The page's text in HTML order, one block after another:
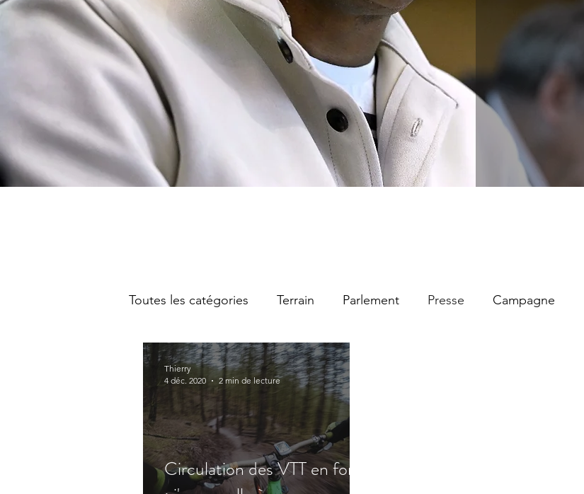
Toutes les catégories Terrain Parlement Presse Campagne
Circulation des VTT en forêt
Thierry
4 déc. 2020
2 min de lecture